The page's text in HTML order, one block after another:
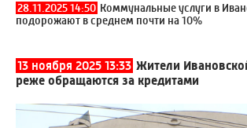
28.11.2025 14:50 Коммунальные услуги в
подорожают в среднем почти на 10%
13 ноября 2025 13:33 Жители
реже обращаются за кредитами